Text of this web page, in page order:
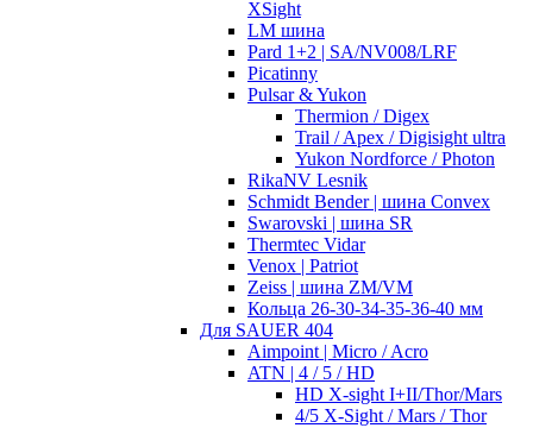
XSight
LM шина
Pard 1+2 | SA/NV008/LRF
Picatinny
Pulsar & Yukon
Thermion / Digex
Trail / Apex / Digisight ultra
Yukon Nordforce / Photon
RikaNV Lesnik
Schmidt Bender | шина Convex
Swarovski | шина SR
Thermtec Vidar
Venox | Patriot
Zeiss | шина ZM/VM
Кольца 26-30-34-35-36-40 мм
Для SAUER 404
Aimpoint | Micro / Acro
ATN | 4 / 5 / HD
HD X-sight I+II/Thor/Mars
4/5 X-Sight / Mars / Thor